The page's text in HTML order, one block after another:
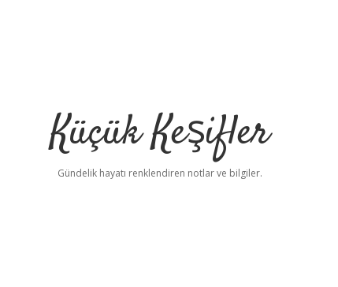
Küçük Keşifler
Gündelik hayatı renklendiren notlar ve bilgiler.